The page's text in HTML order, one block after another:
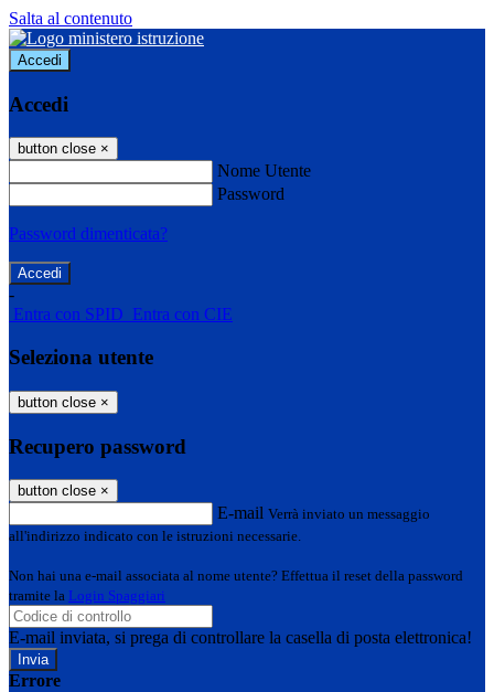
Salta al contenuto
Accedi
Accedi
button close ×
Nome Utente
Password
Password dimenticata?
-
Entra con SPID Entra con CIE
Seleziona utente
button close ×
Recupero password
button close ×
E-mail Verrà inviato un messaggio
all'indirizzo indicato con le istruzioni necessarie.
Non hai una e-mail associata al nome utente? Effettua il reset della password
tramite la Login Spaggiari
E-mail inviata, si prega di controllare la casella di posta elettronica!
Errore